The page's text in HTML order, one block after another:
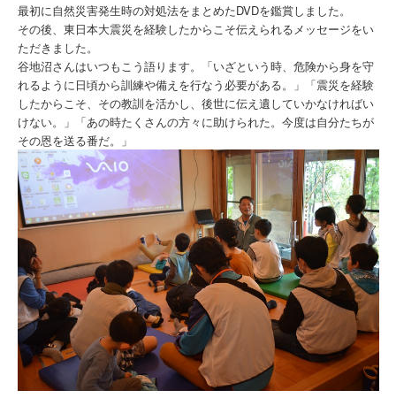
最初に自然災害発生時の対処法をまとめたDVDを鑑賞しました。
その後、東日本大震災を経験したからこそ伝えられるメッセージをい
ただきました。
谷地沼さんはいつもこう語ります。「いざという時、危険から身を守
れるように日頃から訓練や備えを行なう必要がある。」「震災を経験
したからこそ、その教訓を活かし、後世に伝え遺していかなければい
けない。」「あの時たくさんの方々に助けられた。今度は自分たちが
その恩を送る番だ。」